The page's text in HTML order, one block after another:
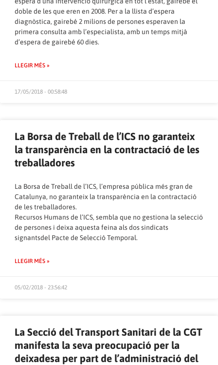
doble de les que eren en 2008. Per a la llista d’espera
diagnòstica, gairebé 2 milions de persones esperaven la
primera consulta amb l’especialista, amb un temps mitjà
d’espera de gairebé 60 dies.
LLEGIR MÉS »
17/05/2018 - 00:58:48
La Borsa de Treball de l’ICS no garanteix
la transparència en la contractació de les
treballadores
La Borsa de Treball de l’ICS, l’empresa pública més gran de
Catalunya, no garanteix la transparència en la contractació
de les treballadores.
Recursos Humans de l’ICS, sembla que no gestiona la selecció
de persones i deixa aquesta feina als dos sindicats
signantsdel Pacte de Selecció Temporal.
LLEGIR MÉS »
05/02/2018 - 23:56:42
La Secció del Transport Sanitari de la CGT
manifesta la seva preocupació per la
deixadesa per part de l’administració del